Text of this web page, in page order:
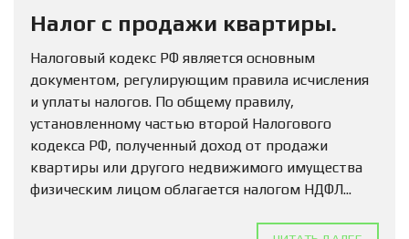
Налог с продажи квартиры.
Налоговый кодекс РФ является основным
документом, регулирующим правила исчисления
и уплаты налогов. По общему правилу,
установленному частью второй Налогового
кодекса РФ, полученный доход от продажи
квартиры или другого недвижимого имущества
физическим лицом облагается налогом НДФЛ...